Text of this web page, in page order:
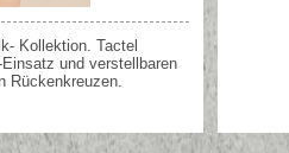
Kollektion. Tactel
und verstellbaren
Rückenkreuzen.